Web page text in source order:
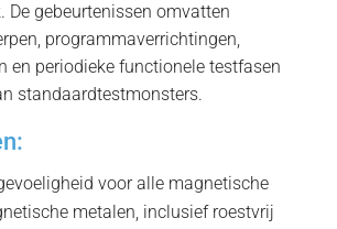
De gebeurtenissen omvatten
programmaverrichtingen,
en periodieke functionele testfasen
standaardtestmonsters.
voor alle magnetische
metalen, inclusief roestvrij